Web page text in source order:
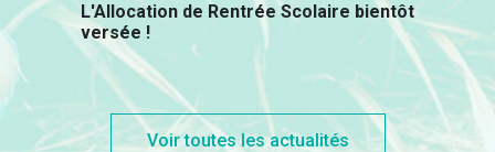
L'Allocation de Rentrée Scolaire bientôt
versée !
Voir toutes les actualités